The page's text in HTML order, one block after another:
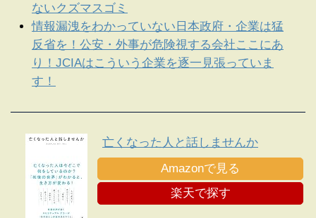
ないクズマスゴミ
情報漏洩をわかっていない日本政府・企業は猛
反省を！公安・外事が危険視する会社ここにあ
り！JCIAはこういう企業を逐一見張っていま
す！
亡くなった人と話しませんか
Amazonで見る
楽天で探す